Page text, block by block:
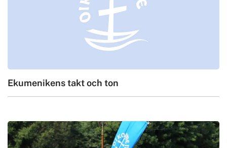
Ekumenikens takt och ton